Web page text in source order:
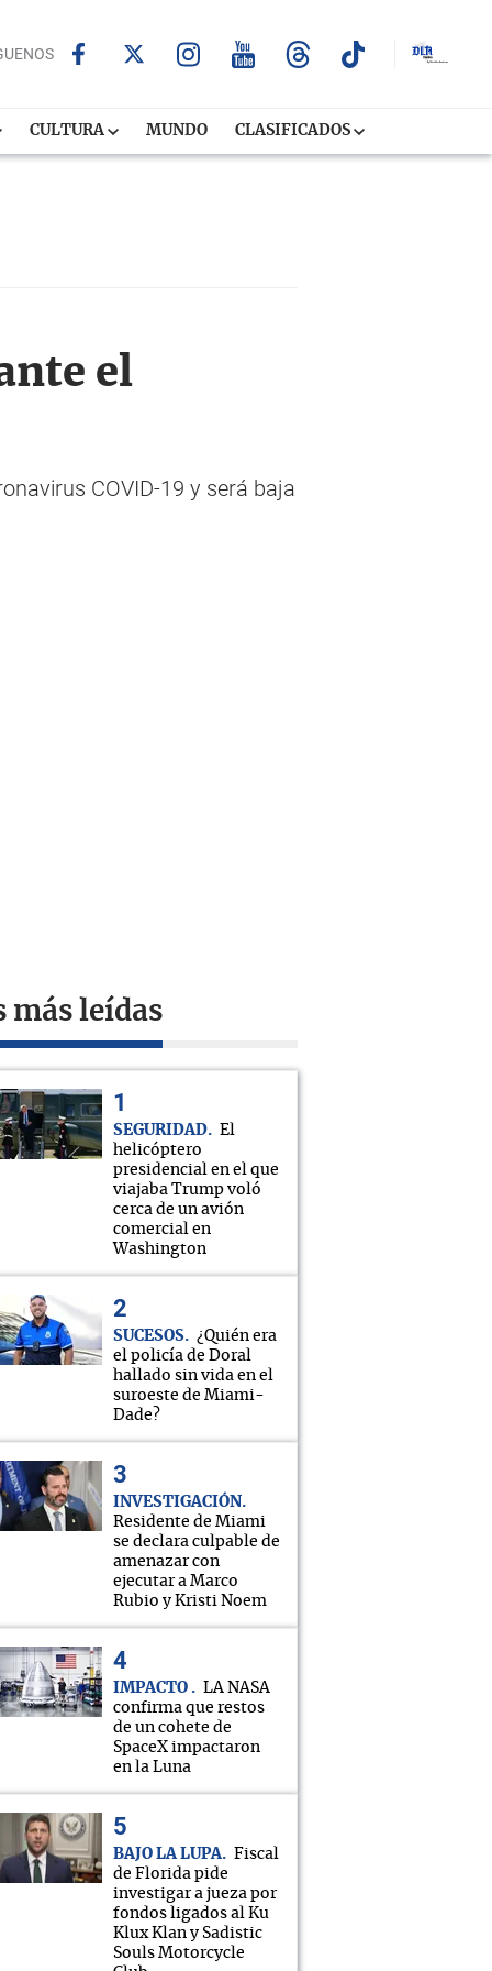
CULTURA MUNDO CLASIFICADOS
el
COVID-19 y será baja
más leídas
SEGURIDAD
El
helicóptero
presidencial en el que
viajaba Trump voló
cerca de un avión
comercial en
Washington
SUCESOS
¿Quién era
el policía de Doral
hallado sin vida en el
suroeste de Miami-
Dade?
INVESTIGACIÓN
Residente de Miami
se declara culpable de
amenazar con
ejecutar a Marco
Rubio y Kristi Noem
IMPACTO
LA NASA
confirma que restos
de un cohete de
SpaceX impactaron
en la Luna
BAJO LA LUPA
Fiscal
de Florida pide
investigar a jueza por
fondos ligados al Ku
Klux Klan y Sadistic
Souls Motorcycle